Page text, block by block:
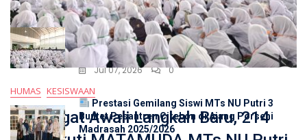
HUMAS KESISWAAN
Semangat Awali Langkah Baru, 214
Semangat Awali Langkah Baru, 214 Siswi Ikuti
MATAMUDA MTs NU Putri 3 Buntet Pesantren
Tahun Pelajaran 2026/2027
Jul 07, 2026 0
Prestasi Gemilang Siswi MTs NU Putri 3
Buntet Pesantren Cirebon di Ajang Porseni
Madrasah 2025/2026